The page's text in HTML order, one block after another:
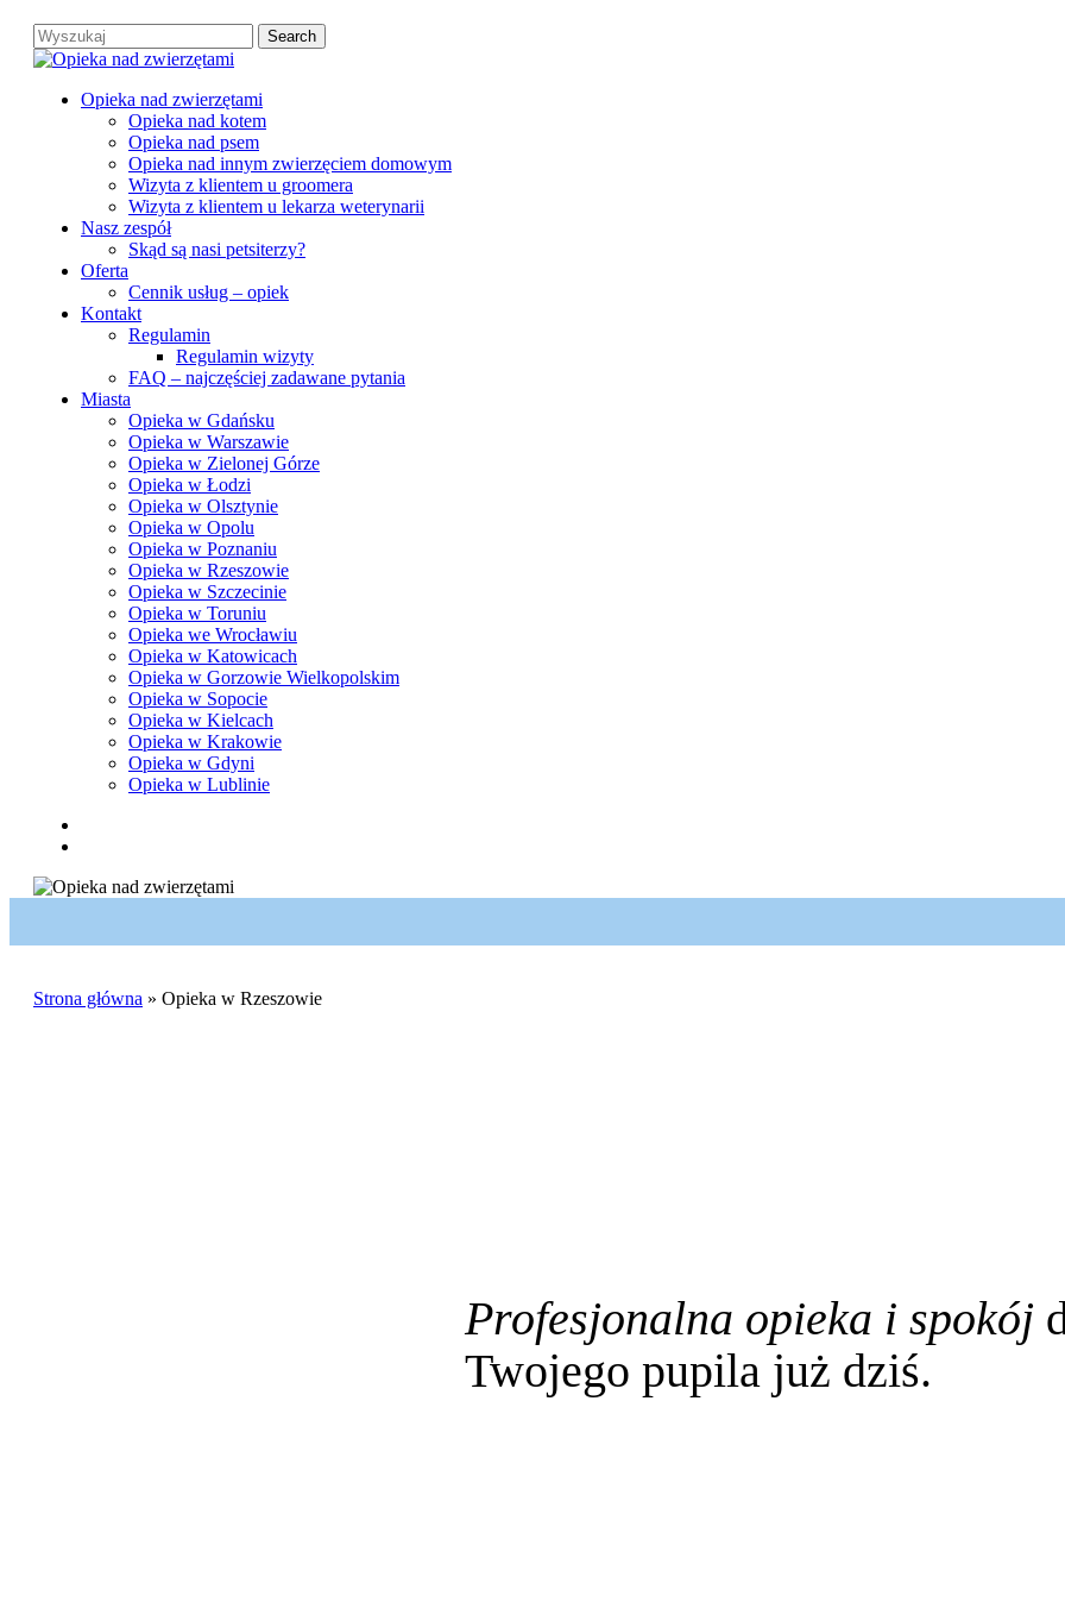
Skip
content
Search
Close
search
Menu
Opieka nad zwierzętami
Opieka nad kotem
Opieka nad psem
Opieka nad innym zwierzęciem domowym
Wizyta z klientem u groomera
Wizyta z klientem u lekarza weterynarii
Nasz zespół
Skąd są nasi petsiterzy?
Oferta
Cennik usług – opiek
Kontakt
Regulamin
Regulamin wizyty
FAQ – najczęściej zadawane pytania
Miasta
Opieka w Gdańsku
Opieka w Warszawie
Opieka w Zielonej Górze
Opieka w Łodzi
Opieka w Olsztynie
Opieka w Opolu
Opieka w Poznaniu
Opieka w Rzeszowie
Opieka w Szczecinie
Opieka w Toruniu
Opieka we Wrocławiu
Opieka w Katowicach
Opieka w Gorzowie Wielkopolskim
Opieka w Sopocie
Opieka w Kielcach
Opieka w Krakowie
Opieka w Gdyni
Opieka w Lublinie
Strona główna » Opieka w Rzeszowie
Profesjonalna opieka i spokój
Twojego pupila już dziś.